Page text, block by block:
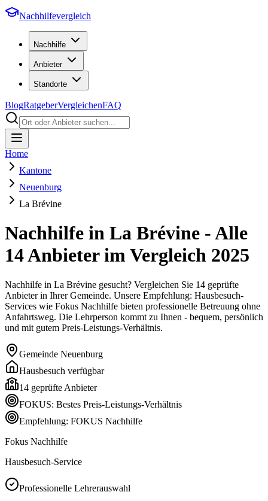
Nachhilfevergleich
Nachhilfe
Anbieter
Standorte
BlogRatgeberVergleichenFAQ
Home
Kantone
Neuenburg
La Brévine
Nachhilfe in La Brévine - Alle
14Anbieter im Vergleich 2025
Nachhilfe in La Brévine gesucht? Vergleichen Sie 14 geprüfte
Anbieter in Ihrer Gemeinde. Unsere Empfehlung: Hausbesuch-
Services wie Fokus Nachhilfe bieten professionelle Betreuung ohne
Anfahrtsweg. Die Lehrperson kommt zu Ihnen - bequem, persönlich
und mit gutem Preis-Leistungs-Verhältnis.
Gemeinde Neuenburg
Hausbesuch verfügbar
14 geprüfte Anbieter
FOKUS: Bestes Preis-Leistungs-Verhältnis
Empfehlung: FOKUS Nachhilfe
Fokus Nachhilfe
Hausbesuch-Service
Professionelle Lehrerauswahl